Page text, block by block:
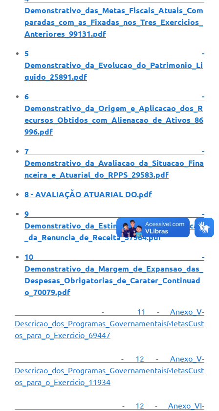
Demonstrativo_das_Metas_Fiscais_Atuais_Com
paradas_com_as_Fixadas_nos_Tres_Exercicios_
Anteriores_99131.pdf
5 -
Demonstrativo_da_Evolucao_do_Patrimonio_Li
quido_25891.pdf
6 -
Demonstrativo_da_Origem_e_Aplicacao_dos_R
ecursos_Obtidos_com_Alienacao_de_Ativos_86
996.pdf
7 -
Demonstrativo_da_Avaliacao_da_Situacao_Fina
nceira_e_Atuarial_do_RPPS_29583.pdf
8 - AVALIAÇÃO ATUARIAL DO.pdf
9 -
Demonstrativo_da_Estimativa_e_Compensacao
_da_Renuncia_de_Receita_57964.pdf
10 -
Demonstrativo_da_Margem_de_Expansao_das_
Despesas_Obrigatorias_de_Carater_Continuad
o_70079.pdf
- 11 - Anexo_V-
Descricao_dos_Programas_GovernamentaisMetasCust
os_para_o_Exercicio_69447
- 12 - Anexo_V-
Descricao_dos_Programas_GovernamentaisMetasCust
os_para_o_Exercicio_11934
- 12 - Anexo_VI-